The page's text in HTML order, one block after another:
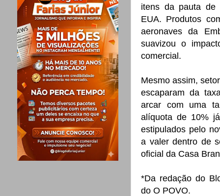
itens da pauta de
EUA. Produtos
aeronaves da
suavizou o
comercial.
Mesmo assim,
escaparam da
arcar com uma
alíquota de 10%
estipulados pelo
a valer dentro de
oficial da Casa
*Da redação do
do O POVO.